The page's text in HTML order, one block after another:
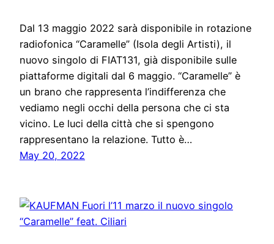
Dal 13 maggio 2022 sarà disponibile in rotazione
radiofonica “Caramelle” (Isola degli Artisti), il
nuovo singolo di FIAT131, già disponibile sulle
piattaforme digitali dal 6 maggio. “Caramelle” è
un brano che rappresenta l’indifferenza che
vediamo negli occhi della persona che ci sta
vicino. Le luci della città che si spengono
rappresentano la relazione. Tutto è…
May 20, 2022